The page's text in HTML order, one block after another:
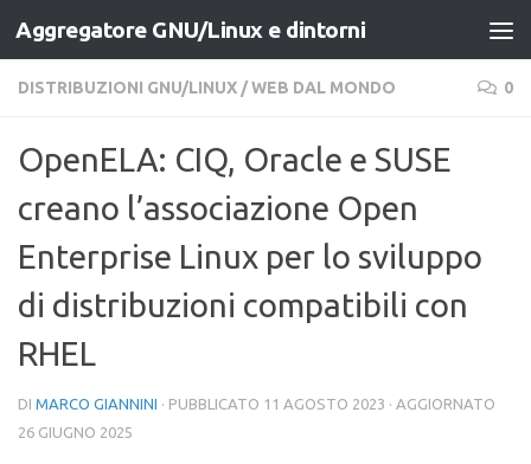
Salta al contenuto
Aggregatore GNU/Linux e dintorni
DISTRIBUZIONI GNU/LINUX /WEB DAL MONDO 0
OpenELA: CIQ, Oracle e SUSE
creano l’associazione Open
Enterprise Linux per lo sviluppo
di distribuzioni compatibili con
RHEL
DI MARCO GIANNINI · PUBBLICATO 11 AGOSTO 2023 · AGGIORNATO
26 GIUGNO 2025